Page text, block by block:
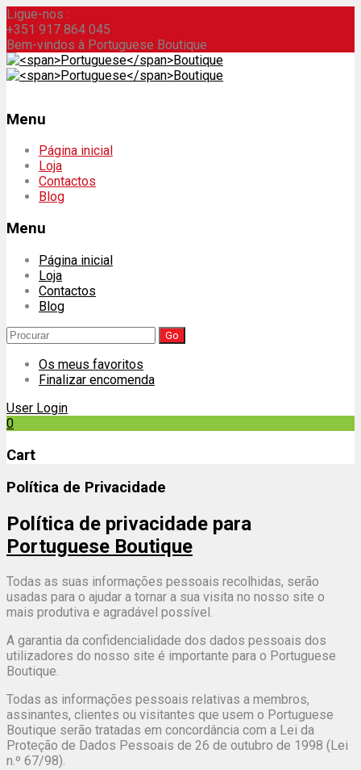
Ligue-nos :
+351 917 864 045
Bem-vindos à Portuguese Boutique
Menu
Skip
content
Página inicial
Loja
Contactos
Blog
Menu
Página inicial
Loja
Contactos
Blog
Search
for:
Os meus favoritos
Finalizar encomenda
User Login
0
Cart
Política de Privacidade
Política de privacidade para
Portuguese Boutique
Todas as suas informações pessoais recolhidas, serão
usadas para o ajudar a tornar a sua visita no nosso site o
mais produtiva e agradável possível.
A garantia da confidencialidade dos dados pessoais dos
utilizadores do nosso site é importante para o Portuguese
Boutique.
Todas as informações pessoais relativas a membros,
assinantes, clientes ou visitantes que usem o Portuguese
Boutique serão tratadas em concordância com a Lei da
Proteção de Dados Pessoais de 26 de outubro de 1998 (Lei
n.º 67/98).